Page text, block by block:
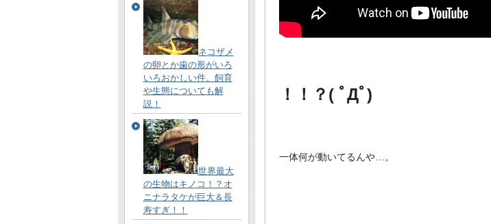
！！？( ﾟДﾟ)
一体何が動いてるんや…。
ネコザメ
の卵とか歯の形がいろ
いろおかしい件。飼育
や生態についても解
説！
世界最大
の生物はキノコ！？オ
ニナラタケが巨大＆長
寿すぎ！！